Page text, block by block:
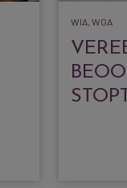
WIA, WGA